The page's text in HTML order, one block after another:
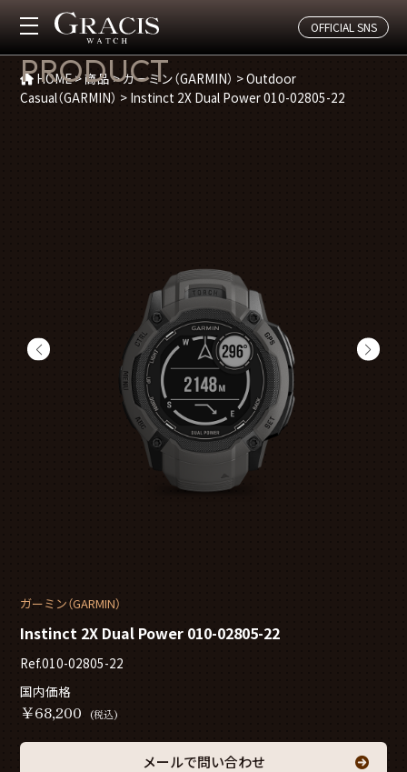
OFFICIAL SNS
商品紹介
PRODUCT
HOME>商品>ガーミン（GARMIN） >Outdoor
Casual（GARMIN） > Instinct 2X Dual Power 010-02805-22
ガーミン（GARMIN）
Instinct 2X Dual Power 010-02805-22
Ref.010-02805-22
国内価格
￥68,200 (税込)
メールで問い合わせ